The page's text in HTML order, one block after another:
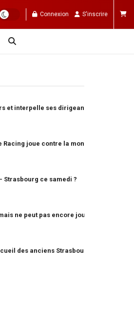
Connexion S'inscrire
et interpelle ses dirigeants
joue contre la montre
Strasbourg ce samedi ?
ne peut pas encore jouer
des anciens Strasbourgeois